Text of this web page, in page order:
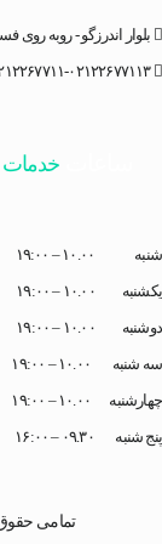
بلوار اندرزگو - روبه
۰۲۱۲۲۶۷۷۱۱-
خدمات
شنبه ۱۰.۰۰ – ۱۹:۰۰
یکشنبه ۱۰.۰۰ – ۱۹:۰۰
دوشنبه ۱۰.۰۰ – ۱۹:۰۰
سه شنبه ۱۰.۰۰ – ۱۹:۰۰
چهارشنبه ۱۰.۰۰ – ۱۹:۰۰
پنج شنبه ۰۹.۳۰ – ۱۶:۰۰
تمامی